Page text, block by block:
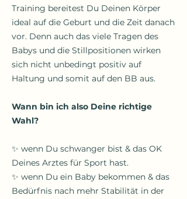
Training bereitest Du Deinen Körper
ideal auf die Geburt und die Zeit danach
vor. Denn auch das viele Tragen des
Babys und die Stillpositionen wirken
sich nicht unbedingt positiv auf
Haltung und somit auf den BB aus.
Wann bin ich also Deine richtige
Wahl?
✨ wenn Du schwanger bist & das OK
Deines Arztes für Sport hast.
✨ wenn Du ein Baby bekommen & das
Bedürfnis nach mehr Stabilität in der